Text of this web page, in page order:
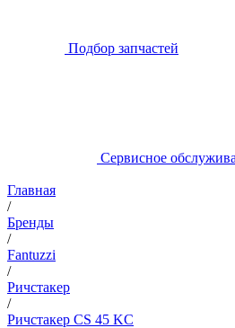
Подбор запчастей
Сервисное
Главная
/
Бренды
/
Fantuzzi
/
Ричстакер
/
Ричстакер CS 45 KC